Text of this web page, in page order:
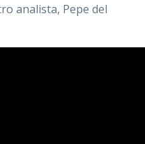
analista, Pepe del